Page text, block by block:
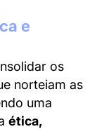
e
os
norteiam as
uma
ética,